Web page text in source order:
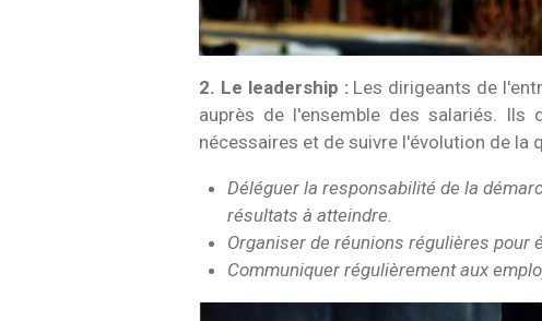
2. Le leadership :Les dirigeants de
auprès de l'ensemble des salariés.
nécessaires et de suivre l'évolution de la
Déléguer la responsabilité de la
résultats à atteindre.
Organiser de réunions régulières pour
Communiquer régulièrement aux